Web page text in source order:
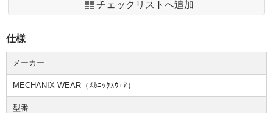
チェックリストへ追加
仕様
メーカー
MECHANIX WEAR（ﾒｶﾆｯｸｽｳｪｱ）
型番